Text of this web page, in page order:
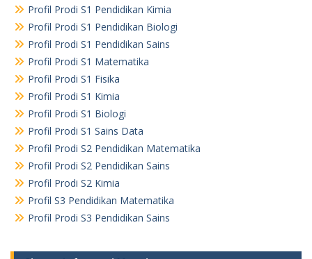
Profil Prodi S1 Pendidikan Kimia
Profil Prodi S1 Pendidikan Biologi
Profil Prodi S1 Pendidikan Sains
Profil Prodi S1 Matematika
Profil Prodi S1 Fisika
Profil Prodi S1 Kimia
Profil Prodi S1 Biologi
Profil Prodi S1 Sains Data
Profil Prodi S2 Pendidikan Matematika
Profil Prodi S2 Pendidikan Sains
Profil Prodi S2 Kimia
Profil S3 Pendidikan Matematika
Profil Prodi S3 Pendidikan Sains